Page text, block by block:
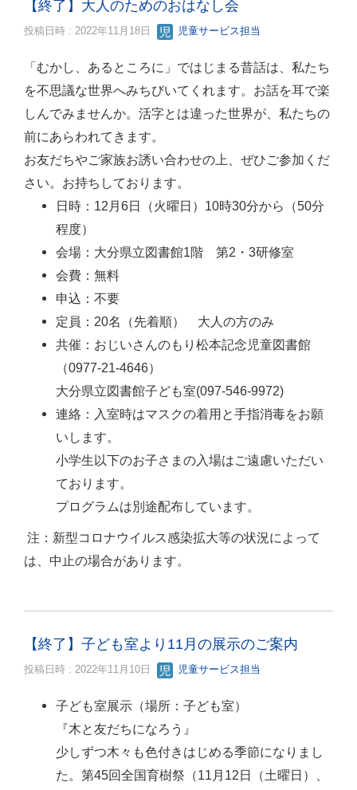
【終了】大人のためのおはなし会
投稿日時 : 2022年11月18日 児童サービス担当
「むかし、あるところに」ではじまる昔話は、私たち
を不思議な世界へみちびいてくれます。お話を耳で楽
しんでみませんか。活字とは違った世界が、私たちの
前にあらわれてきます。
お友だちやご家族お誘い合わせの上、ぜひご参加くだ
さい。お持ちしております。
日時：12月6日（火曜日）10時30分から（50分
程度）
会場：大分県立図書館1階 第2・3研修室
会費：無料
申込：不要
定員：20名（先着順） 大人の方のみ
共催：おじいさんのもり松本記念児童図書館
（0977-21-4646）
大分県立図書館子ども室(097-546-9972)
連絡：入室時はマスクの着用と手指消毒をお願
いします。
小学生以下のお子さまの入場はご遠慮いただい
ております。
プログラムは別途配布しています。
注：新型コロナウイルス感染拡大等の状況によって
は、中止の場合があります。
【終了】子ども室より11月の展示のご案内
投稿日時 : 2022年11月10日 児童サービス担当
子ども室展示（場所：子ども室）
『木と友だちになろう』
少しずつ木々も色付きはじめる季節になりまし
た。第45回全国育樹祭（11月12日（土曜日）、